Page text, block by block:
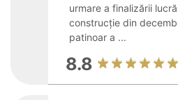
urmare a finalizării
construcție din
patinoar a ...
8.8